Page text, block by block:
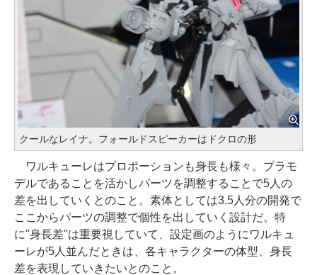
クールなレイナ。フォールドスピーカーはドクロの形
ワルキューレはプロポーションも身長も様々。プラモ
デルであることを活かしパーツを調整することで5人の
差を出していくとのこと。素体としては3.5人分の開発で
ここからパーツの調整で個性を出していく設計だ。特
に"身長差"は重要視していて、設定画のようにワルキュ
ーレが5人並んだときは、各キャラクターの体型、身長
差を表現していきたいとのこと。